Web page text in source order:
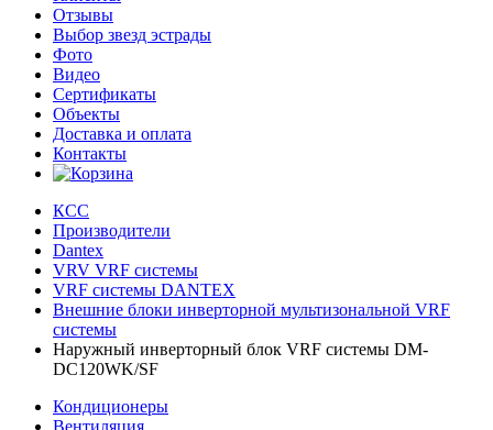
Oтзывы
Выбор звезд эстрады
Фото
Видео
Сертификаты
Объекты
Доставка и оплата
Контакты
КСС
Производители
Dantex
VRV VRF системы
VRF системы DANTEX
Внешние блоки инверторной мультизональной VRF
системы
Наружный инверторный блок VRF системы DM-
DC120WK/SF
Кондиционеры
Вентиляция